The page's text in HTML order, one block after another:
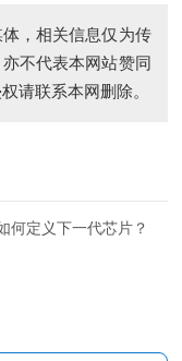
，相关信息仅为传
不代表本网站赞同
请联系本网删除。
何定义下一代芯片？